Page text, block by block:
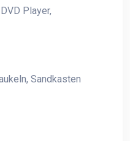
Player,
Sandkasten